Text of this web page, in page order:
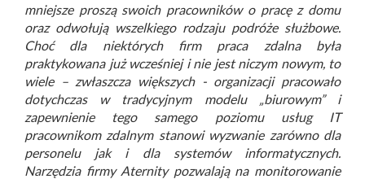
mniejsze proszą swoich pracowników o pracę z domu
oraz odwołują wszelkiego rodzaju podróże służbowe.
Choć dla niektórych firm praca zdalna była
praktykowana już wcześniej i nie jest niczym nowym, to
wiele – zwłaszcza większych - organizacji pracowało
dotychczas w tradycyjnym modelu „biurowym” i
zapewnienie tego samego poziomu usług IT
pracownikom zdalnym stanowi wyzwanie zarówno dla
personelu jak i dla systemów informatycznych.
Narzędzia firmy Aternity pozwalają na monitorowanie